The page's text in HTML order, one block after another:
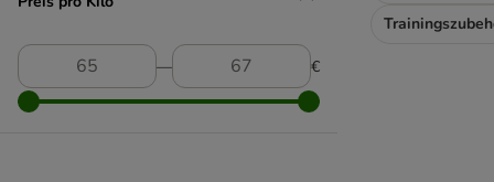
Chewies
Concept for Life
Cookie's
― €